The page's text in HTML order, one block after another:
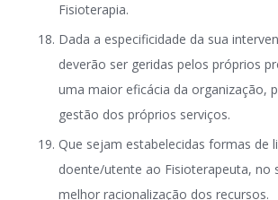
Fisioterapia.
Dada a especificidade da sua
deverão ser geridas pelos próprios
uma maior eficácia da organização,
gestão dos próprios serviços.
Que sejam estabelecidas formas de
doente/utente ao Fisioterapeuta, no
melhor racionalização dos recursos.